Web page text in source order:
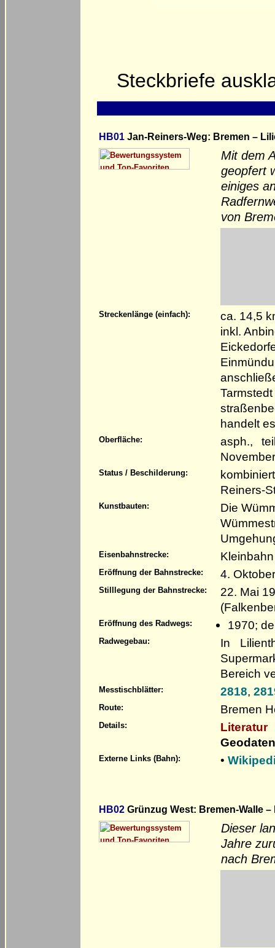
Steckbriefe
HB01 Jan-Reiners-Weg: Bremen –
Mit dem
geopfert
einiges
von
Streckenlänge (einfach):
ca. 14,5
inkl.
handelt
Oberfläche:
asph.,
Status / Beschilderung:
Reiners-
Kunstbauten:
Die
Eisenbahnstrecke:
Eröffnung der Bahnstrecke: 4.
Stilllegung der Bahnstrecke:
22. Mai
Eröffnung des Radwegs: 1970;
Radwegebau:
In
Bereich
Messtischblätter: 2818,
Route: Bremen
Details:
Literatur
Externe Links (Bahn): •
HB02 Grünzug West: Bremen-Walle
Dieser
Jahre
nach